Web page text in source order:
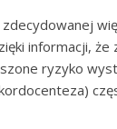
informacji, że
ryzyko